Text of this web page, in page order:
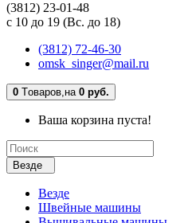
(3812) 23-01-48
с 10 до 19 (Вс. до 18)
(3812) 72-46-30
omsk_singer@mail.ru
0 Tоваров,на 0 руб.
Ваша корзина пуста!
Везде
Везде
Швейные машины